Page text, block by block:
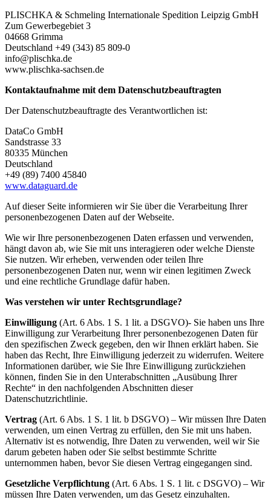
PLISCHKA & Schmeling Internationale Spedition Leipzig GmbH
Zum Gewerbegebiet 3
04668 Grimma
Deutschland +49 (343) 85 809-0
info@plischka.de
www.plischka-sachsen.de
Kontaktaufnahme mit dem Datenschutzbeauftragten
Der Datenschutzbeauftragte des Verantwortlichen ist:
DataCo GmbH
Sandstrasse 33
80335 München
Deutschland
+49 (89) 7400 45840
www.dataguard.de
Auf dieser Seite informieren wir Sie über die Verarbeitung Ihrer
personenbezogenen Daten auf der Webseite.
Wie wir Ihre personenbezogenen Daten erfassen und verwenden,
hängt davon ab, wie Sie mit uns interagieren oder welche Dienste
Sie nutzen. Wir erheben, verwenden oder teilen Ihre
personenbezogenen Daten nur, wenn wir einen legitimen Zweck
und eine rechtliche Grundlage dafür haben.
Was verstehen wir unter Rechtsgrundlage?
Einwilligung (Art. 6 Abs. 1 S. 1 lit. a DSGVO)- Sie haben uns Ihre
Einwilligung zur Verarbeitung Ihrer personenbezogenen Daten für
den spezifischen Zweck gegeben, den wir Ihnen erklärt haben. Sie
haben das Recht, Ihre Einwilligung jederzeit zu widerrufen. Weitere
Informationen darüber, wie Sie Ihre Einwilligung zurückziehen
können, finden Sie in den Unterabschnitten „Ausübung Ihrer
Rechte“ in den nachfolgenden Abschnitten dieser
Datenschutzrichtlinie.
Vertrag (Art. 6 Abs. 1 S. 1 lit. b DSGVO) – Wir müssen Ihre Daten
verwenden, um einen Vertrag zu erfüllen, den Sie mit uns haben.
Alternativ ist es notwendig, Ihre Daten zu verwenden, weil wir Sie
darum gebeten haben oder Sie selbst bestimmte Schritte
unternommen haben, bevor Sie diesen Vertrag eingegangen sind.
Gesetzliche Verpflichtung (Art. 6 Abs. 1 S. 1 lit. c DSGVO) – Wir
müssen Ihre Daten verwenden, um das Gesetz einzuhalten.